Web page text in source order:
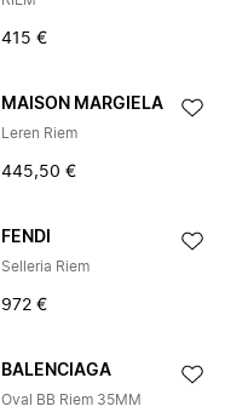
415 €
MAISON MARGIELA
Leren Riem
445,50 €
FENDI
Selleria Riem
972 €
BALENCIAGA
Oval BB Riem 35MM